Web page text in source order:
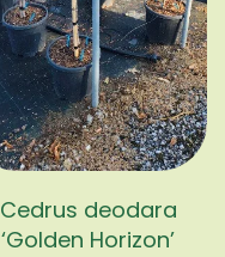
Cedrus deodara
‘Golden Horizon’